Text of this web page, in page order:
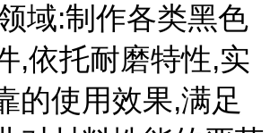
域:制作各类黑色
,依托耐磨特性,实
的使用效果,满足